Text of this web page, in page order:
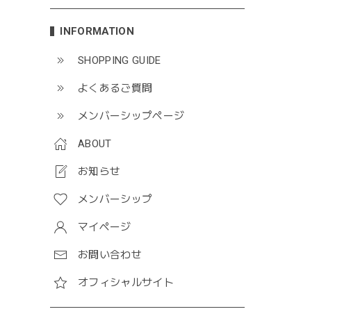
INFORMATION
SHOPPING GUIDE
よくあるご質問
メンバーシップページ
ABOUT
お知らせ
メンバーシップ
マイページ
お問い合わせ
オフィシャルサイト